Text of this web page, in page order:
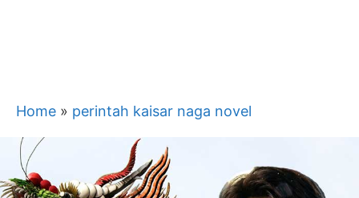
Home » perintah kaisar naga novel